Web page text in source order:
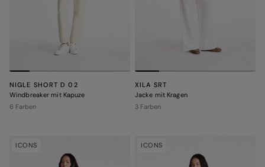
NIGLE SHORT D 02
Windbreaker mit Kapuze
6 Farben
XILA SRT
Jacke mit Kragen
3 Farben
ICONS ICONS